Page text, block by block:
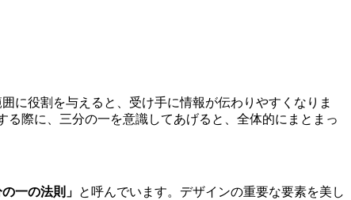
に役割を与えると、受け手に情報が伝わりやすくなりま
際に、三分の一を意識してあげると、全体的にまとまっ
の一の法則」 と呼んでいます。デザインの重要な要素を美し